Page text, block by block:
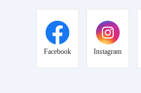
Facebook Instagram